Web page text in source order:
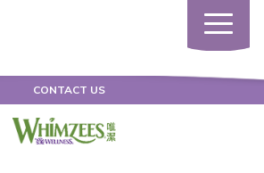
Toggle
CONTACT US